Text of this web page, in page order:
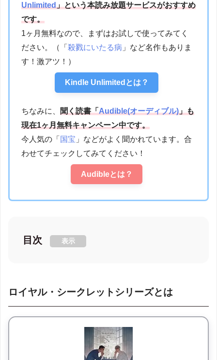
Unlimited」という本読み放題サービスがおすすめ
です。
1ヶ月無料なので、まずはお試しで使ってみてく
ださい。（「 殺戮にいたる病 」など名作もありま
す！激アツ！）
Kindle Unlimitedとは？
ちなみに、 聞く読書「Audible(オーディブル)」も
現在1ヶ月無料キャンペーン中です。
今人気の「 国宝 」などがよく聞かれています。合
わせてチェックしてみてください！
Audibleとは？
目次 表示
ロイヤル・シークレットシリーズとは